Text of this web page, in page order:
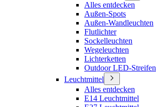
Alles entdecken
Außen-Spots
Außen-Wandleuchten
Flutlichter
Sockelleuchten
Wegeleuchten
Lichterketten
Outdoor LED-Streifen
Leuchtmittel
Alles entdecken
E14 Leuchtmittel